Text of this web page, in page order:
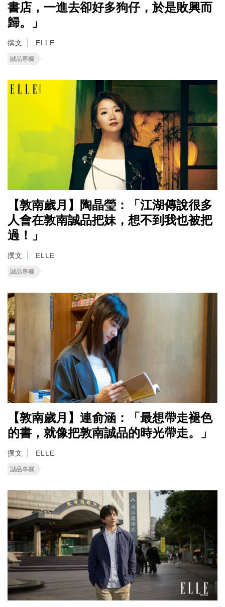
書店，一進去卻好多狗仔，於是敗興而
歸。」
撰文 ELLE
誠品專欄
【敦南歲月】陶晶瑩：「江湖傳說很多
人會在敦南誠品把妹，想不到我也被把
過！」
撰文 ELLE
誠品專欄
【敦南歲月】連俞涵：「最想帶走褪色
的書，就像把敦南誠品的時光帶走。」
撰文 ELLE
誠品專欄